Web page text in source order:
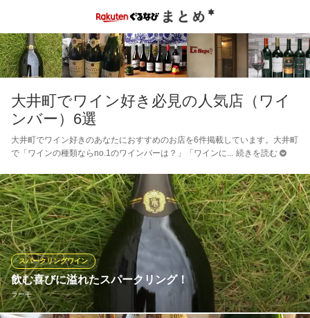
大井町でワイン好き必見の人気店（ワイ
ンバー）6選
大井町でワイン好きのあなたにおすすめのお店を6件掲載しています。大井町
で「ワインの種類ならno.1のワインバーは？」「ワインに
続きを読む
飲む喜びに溢れたスパークリング！
ラーモ
スパークリングワイン